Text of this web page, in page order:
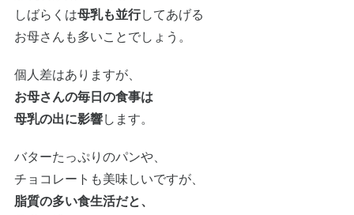
しばらくは母乳も並行してあげる
お母さんも多いことでしょう。
個人差はありますが、
お母さんの毎日の食事は
母乳の出に影響します。
バターたっぷりのパンや、
チョコレートも美味しいですが、
脂質の多い食生活だと、